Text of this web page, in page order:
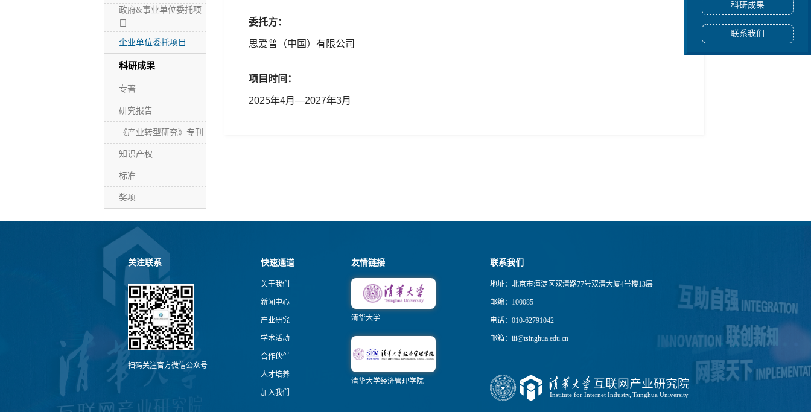
科研成果
联系我们
政府&事业单位委托项
目
企业单位委托项目
科研成果
专著
研究报告
《产业转型研究》专刊
知识产权
标准
奖项
委托方：
思爱普（中国）有限公司
项目时间：
2025年4月—2027年3月
关注联系
扫码关注官方微信公众号
快速通道
关于我们
新闻中心
产业研究
学术活动
合作伙伴
人才培养
加入我们
友情链接
清华大学
清华大学经济管理学院
联系我们
地址：北京市海淀区双清路77号双清大厦4号楼13层
邮编：100085
电话：010-62791042
邮箱：iii@tsinghua.edu.cn